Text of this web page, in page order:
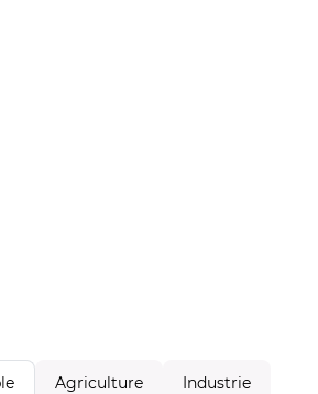
Agriculture Industrie